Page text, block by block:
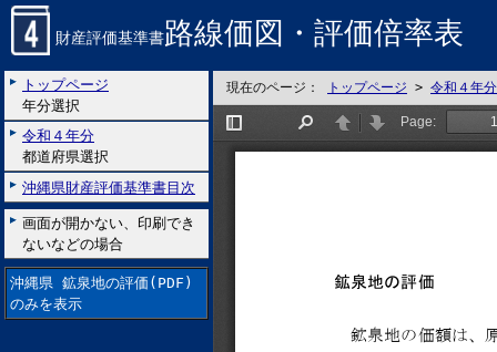
財産評価基準書路線価図・評価倍率表
トップページ
年分選択
令和４年分
都道府県選択
沖縄県財産評価基準書目次
画面が開かない、印刷でき
ないなどの場合
沖縄県 鉱泉地の評価(PDF)
のみを表示
現在のページ： トップページ > 令和４年分